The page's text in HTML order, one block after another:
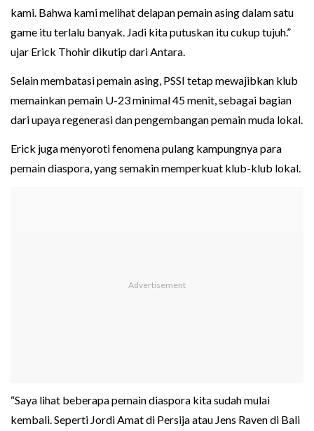
kami. Bahwa kami melihat delapan pemain asing dalam satu
game itu terlalu banyak. Jadi kita putuskan itu cukup tujuh.”
ujar Erick Thohir dikutip dari Antara.
Selain membatasi pemain asing, PSSI tetap mewajibkan klub
memainkan pemain U-23 minimal 45 menit, sebagai bagian
dari upaya regenerasi dan pengembangan pemain muda lokal.
Erick juga menyoroti fenomena pulang kampungnya para
pemain diaspora, yang semakin memperkuat klub-klub lokal.
“Saya lihat beberapa pemain diaspora kita sudah mulai
kembali. Seperti Jordi Amat di Persija atau Jens Raven di Bali